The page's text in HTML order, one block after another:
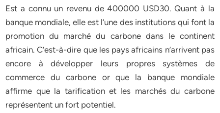
Est a connu un revenu de 400000 USD30. Quant à la
banque mondiale, elle est l’une des institutions qui font la
promotion du marché du carbone dans le continent
africain. C’est-à-dire que les pays africains n’arrivent pas
encore à développer leurs propres systèmes de
commerce du carbone or que la banque mondiale
affirme que la tarification et les marchés du carbone
représentent un fort potentiel.